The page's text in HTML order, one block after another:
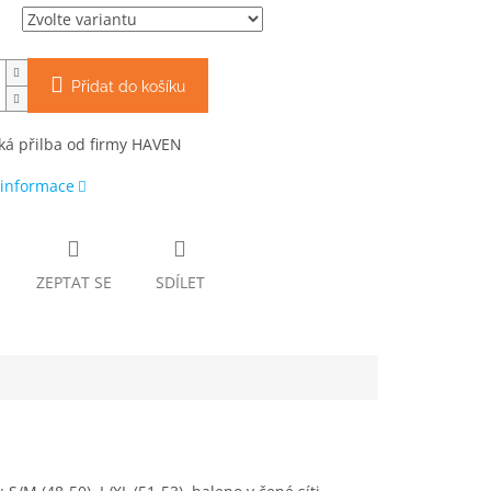
Přidat do košíku
přilba od firmy HAVEN
ZEPTAT SE SDÍLET